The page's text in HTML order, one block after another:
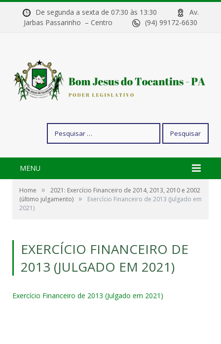
De segunda a sexta de 07:30 às 13:30
Av.
Jarbas Passarinho – Centro
(94) 99172-6630
por:
MENU
Home »
2021: Exercício Financeiro de 2014, 2013, 2010 e 2002
(último julgamento) »
Exercício Financeiro de 2013 (Julgado em
2021)
EXERCÍCIO FINANCEIRO DE
2013 (JULGADO EM 2021)
Exercício Financeiro de 2013 (Julgado em 2021)